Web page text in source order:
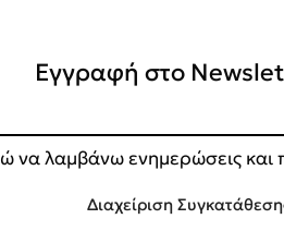
Διαχείριση
Εγγραφή στο
να λαμβάνω ενημερώσεις και